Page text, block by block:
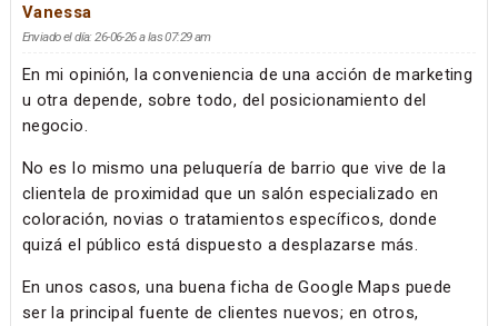
Vanessa
Enviado el día: 26-06-26 a las 07:29 am
En mi opinión, la conveniencia de una acción de marketing
u otra depende, sobre todo, del posicionamiento del
negocio.
No es lo mismo una peluquería de barrio que vive de la
clientela de proximidad que un salón especializado en
coloración, novias o tratamientos específicos, donde
quizá el público está dispuesto a desplazarse más.
En unos casos, una buena ficha de Google Maps puede
ser la principal fuente de clientes nuevos; en otros,